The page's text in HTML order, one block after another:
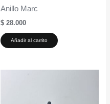
Anillo Marc
$ 28.000
Añadir al carrito